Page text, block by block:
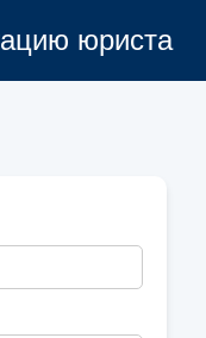
юриста